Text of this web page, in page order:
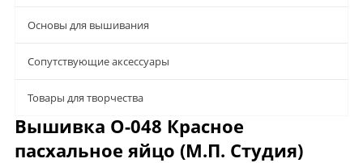
Основы для вышивания
Сопутствующие аксессуары
Товары для творчества
Вышивка О-048 Красное
пасхальное яйцо (М.П. Студия)